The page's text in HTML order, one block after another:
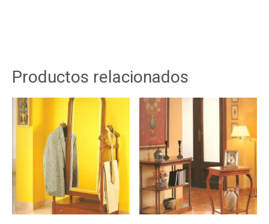
Productos relacionados